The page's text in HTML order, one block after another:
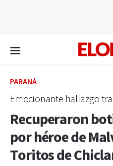
PARANÁ
Emocionante hallazgo
Recuperaron
por héroe de
Toritos de